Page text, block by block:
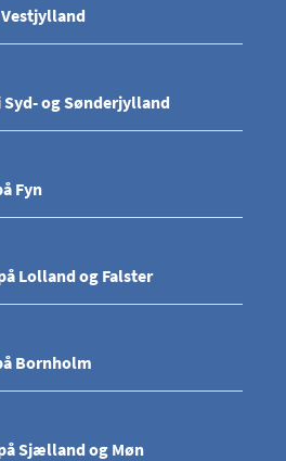
og Sønderjylland
Fyn
Lolland og Falster
Bornholm
Sjælland og Møn